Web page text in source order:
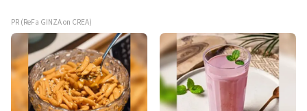
PR (ReFa GINZA on CREA)